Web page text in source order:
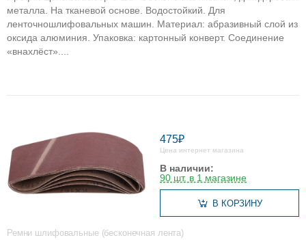
металла. На тканевой основе. Водостойкий. Для
ленточношлифовальных машин. Материал: абразивный слой из
оксида алюминия. Упаковка: картонный конверт. Соединение
«внахлёст»....
475₽
Цена интернет магазина
В наличии:
90 шт. в 1 магазине
В КОРЗИНУ
Ремни шлифовальные (бесконечная лента)